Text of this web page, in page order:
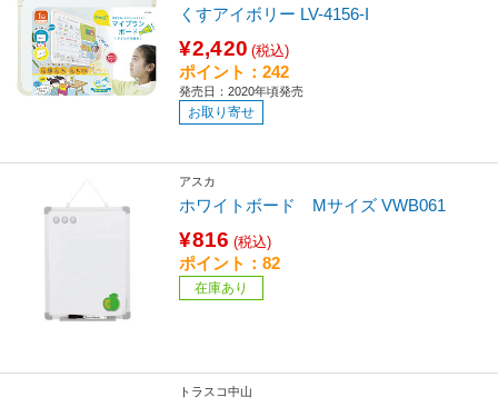
くすアイボリー LV-4156-I
¥2,420 (税込)
ポイント：242
発売日：2020年頃発売
お取り寄せ
アスカ
ホワイトボード Mサイズ VWB061
¥816 (税込)
ポイント：82
在庫あり
トラスコ中山